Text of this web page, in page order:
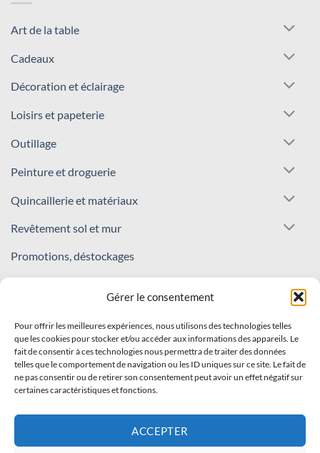
Gérer le consentement
Pour offrir les meilleures expériences, nous utilisons des technologies telles
que les cookies pour stocker et/ou accéder aux informations des appareils. Le
fait de consentir à ces technologies nous permettra de traiter des données
telles que le comportement de navigation ou les ID uniques sur ce site. Le fait de
ne pas consentir ou de retirer son consentement peut avoir un effet négatif sur
certaines caractéristiques et fonctions.
ACCEPTER
Art de la table
Cadeaux
Décoration et éclairage
Loisirs et papeterie
Outillage
Peinture et droguerie
Quincaillerie et matériaux
Revêtement sol et mur
Promotions, déstockages
REJOIGNEZ NOTRE COMMUNAUTÉ !
Inscrivez-vous à notre newsletter
Recevez nos offres et nouveautés en avant-première !